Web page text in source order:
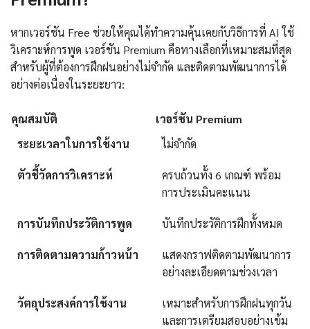
หากเวอร์ชัน Free ช่วยให้คุณได้ทำความคุ้นเคยกับวิธีการที่ AI ใช้
วิเคราะห์การพูด เวอร์ชัน Premium คือทางเลือกที่เหมาะสมที่สุด
สำหรับผู้ที่ต้องการฝึกฝนอย่างไม่จำกัด และติดตามพัฒนาการได้
อย่างต่อเนื่องในระยะยาว:
คุณสมบัติ
เวอร์ชัน Premium
ระยะเวลาในการใช้งาน
ไม่จำกัด
ตัวชี้วัดการวิเคราะห์
ครบถ้วนทั้ง 6 เกณฑ์ พร้อม
การประเมินคะแนน
การบันทึกประวัติการพูด บันทึกประวัติการฝึกทั้งหมด
การติดตามความก้าวหน้า
แสดงกราฟติดตามพัฒนาการ
อย่างละเอียดตามช่วงเวลา
วัตถุประสงค์การใช้งาน
เหมาะสำหรับการฝึกฝนทุกวัน
และการเตรียมสอบอย่างเข้ม